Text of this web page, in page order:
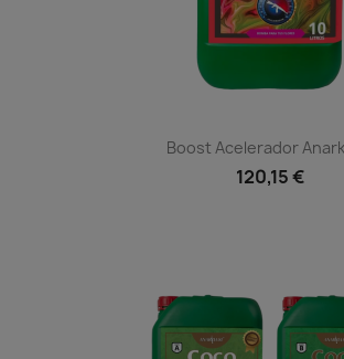
Vista rápida
Boost Acelerador
120,15 €